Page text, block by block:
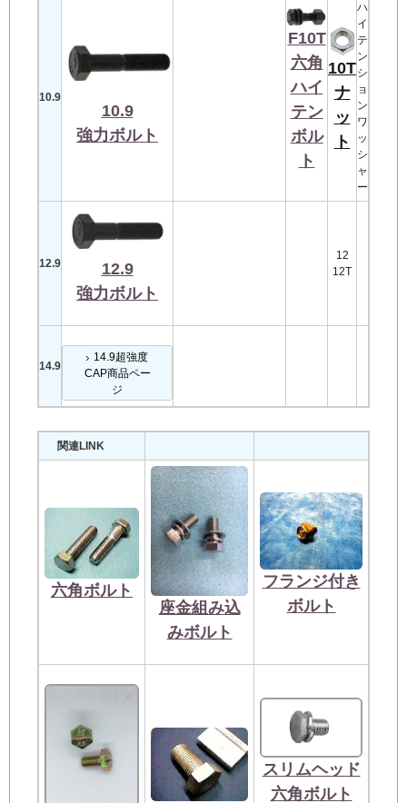
10.9
10.9
強力ボルト
F10T
六角
ハイ
テン
ボル
ト
10T
ナ
ッ
ト
ハ
イ
テ
ン
シ
ョ
ン
ワ
ッ
シ
ャ
ー
12.9
12.9
強力ボルト
12
12T
14.9
14.9超強度
CAP商品ペー
ジ
関連LINK
六角ボルト
座金組み込
みボルト
フランジ付き
ボルト
スリムヘッド
六角ボルト